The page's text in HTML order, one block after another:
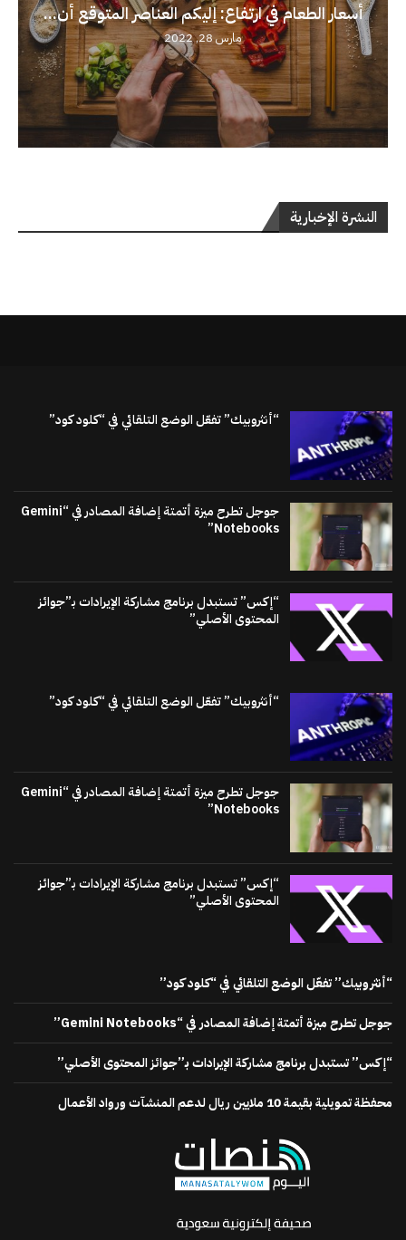
أسعار الطعام في ارتفاع: إليكم العناصر المتوقع أن...
مارس 28, 2022
النشرة الإخبارية
“أنثروبيك” تفعّل الوضع التلقائي في “كلود كود”
جوجل تطرح ميزة أتمتة إضافة المصادر في “Gemini
Notebooks”
“إكس” تستبدل برنامج مشاركة الإيرادات بـ”جوائز
المحتوى الأصلي”
“أنثروبيك” تفعّل الوضع التلقائي في “كلود كود”
جوجل تطرح ميزة أتمتة إضافة المصادر في “Gemini
Notebooks”
“إكس” تستبدل برنامج مشاركة الإيرادات بـ”جوائز
المحتوى الأصلي”
“أنثروبيك” تفعّل الوضع التلقائي في “كلود كود”
جوجل تطرح ميزة أتمتة إضافة المصادر في “Gemini Notebooks”
“إكس” تستبدل برنامج مشاركة الإيرادات بـ”جوائز المحتوى الأصلي”
محفظة تمويلية بقيمة 10 ملايين ريال لدعم المنشآت ورواد الأعمال